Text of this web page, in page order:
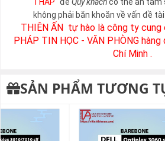
không phải băn khoăn về vấn đề tài
THIÊN ẤN tự hào là công ty cung
PHÁP TIN HỌC - VĂN PHÒNG
Chí Minh .
SẢN PHẨM TƯƠNG